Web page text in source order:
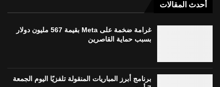
أحدث المقالات
غرامة ضخمة على Meta بقيمة 567 مليون دولار
بسبب حماية القاصرين
برنامج أبرز المباريات المنقولة تلفزيًا اليوم الجمعة